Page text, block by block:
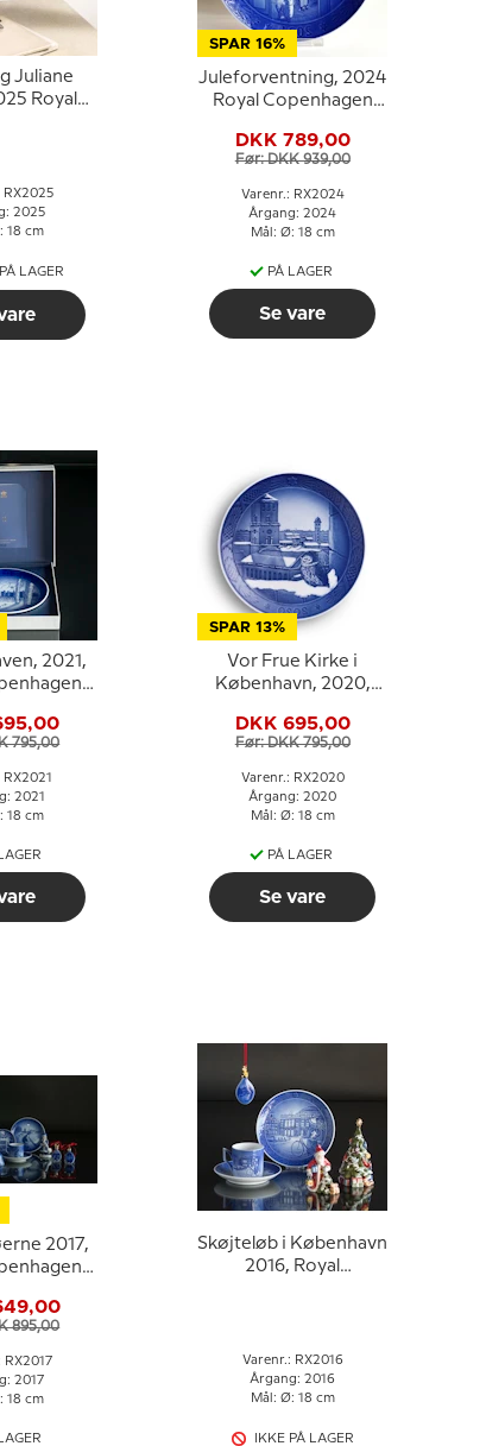
Juliane
Royal
RX2025
2025
18 cm
LAGER
SPAR 16%
Juleforventning, 2024
Royal Copenhagen
DKK 789,00
Før: DKK 939,00
Varenr.: RX2024
Årgang: 2024
Mål: Ø: 18 cm
PÅ LAGER
Se vare
2021,
795,00
RX2021
2021
18 cm
SPAR 13%
Vor Frue Kirke i
København, 2020,
Juleplatte
DKK 695,00
Før: DKK 795,00
Varenr.: RX2020
Årgang: 2020
Mål: Ø: 18 cm
PÅ LAGER
Se vare
2017,
895,00
RX2017
2017
18 cm
Skøjteløb i København
2016, Royal
Varenr.: RX2016
Årgang: 2016
Mål: Ø: 18 cm
IKKE PÅ LAGER